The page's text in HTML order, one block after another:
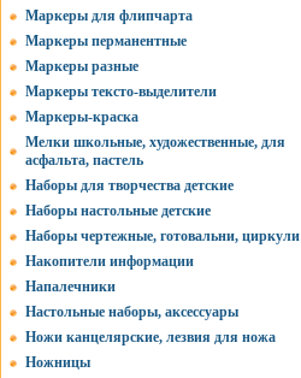
Маркеры для флипчарта
Маркеры перманентные
Маркеры разные
Маркеры тексто-выделители
Маркеры-краска
Мелки школьные, художественные, для
асфальта, пастель
Наборы для творчества детские
Наборы настольные детские
Наборы чертежные, готовальни, циркули
Накопители информации
Напалечники
Настольные наборы, аксессуары
Ножи канцелярские, лезвия для ножа
Ножницы